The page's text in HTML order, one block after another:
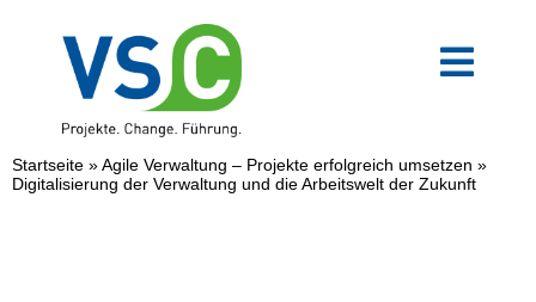
springen
VSC-Team
Startseite »Agile Verwaltung – Projekte erfolgreich umsetzen »
Digitalisierung der Verwaltung und die Arbeitswelt der Zukunft